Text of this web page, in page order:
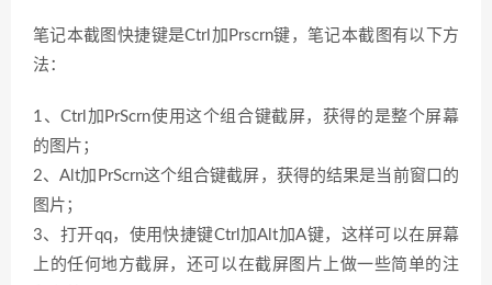
笔记本截图快捷键是Ctrl加Prscrn键，笔记本截图有以下方
法：
1、Ctrl加PrScrn使用这个组合键截屏，获得的是整个屏幕
的图片；
2、Alt加PrScrn这个组合键截屏，获得的结果是当前窗口的
图片；
3、打开qq，使用快捷键Ctrl加Alt加A键，这样可以在屏幕
上的任何地方截屏，还可以在截屏图片上做一些简单的注